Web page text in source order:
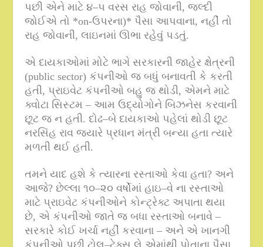
પછી એને માટે ૪–૫ વરસ રાહ જોવાની,જલ્દી
જોઈએ તો *on-ઉપરના)* પૈસા આપવાના,નહીં તો
રાહ જોવાની,લાઇનમાં ઊભા રહેવું પડતું.
એ દાયકાઓમાં મોટે ભાગે સરકારની જાહેર ક્ષેત્રની
(public sector)કંપનીઓ જ બધું બનાવતી કે કરતી
હતી, પ્રાઇવેટ કંપનીઓ બહુ જ થોડી, એમને માટે
ક્વોટા સિસ્ટમ – આમ ઉદ્યોગોને બિઝનેસ કરવાની
છૂટ જ ન હતી.દોઢ–બે દાયકાઓ પહેલાં થોડી છૂટ
નરસિંહ રાવ જ્યારે પ્રધાન મંત્રી બન્યા હતા ત્યારે
મળતી થઈ હતી.
તમને યાદ હશે કે ત્યારના રસ્તાઓ કેવા હતા? અને
આજે?છેલ્લા ૧૦–૨૦ વર્ષોમાં હાઇ–વે ના રસ્તાઓ
માટે પ્રાઇવેટ કંપનીઓને કોન્ટ્રેક્ટ અપાતા થયા
છે, એ કંપનીઓ જાતે જ બધા રસ્તાઓ બનાવે –
સરકારે કોઈ ખર્ચા નહીં કરવાના – અને એ ખાનગી